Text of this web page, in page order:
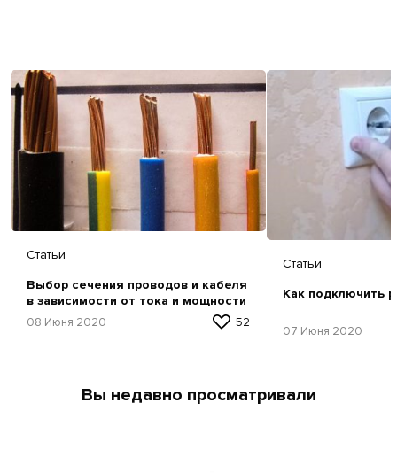
Статьи
Выбор сечения проводов и кабеля
в зависимости от тока и мощности
08 Июня 2020 52
Статьи
Как подключить
07 Июня 2020
Вы недавно просматривали